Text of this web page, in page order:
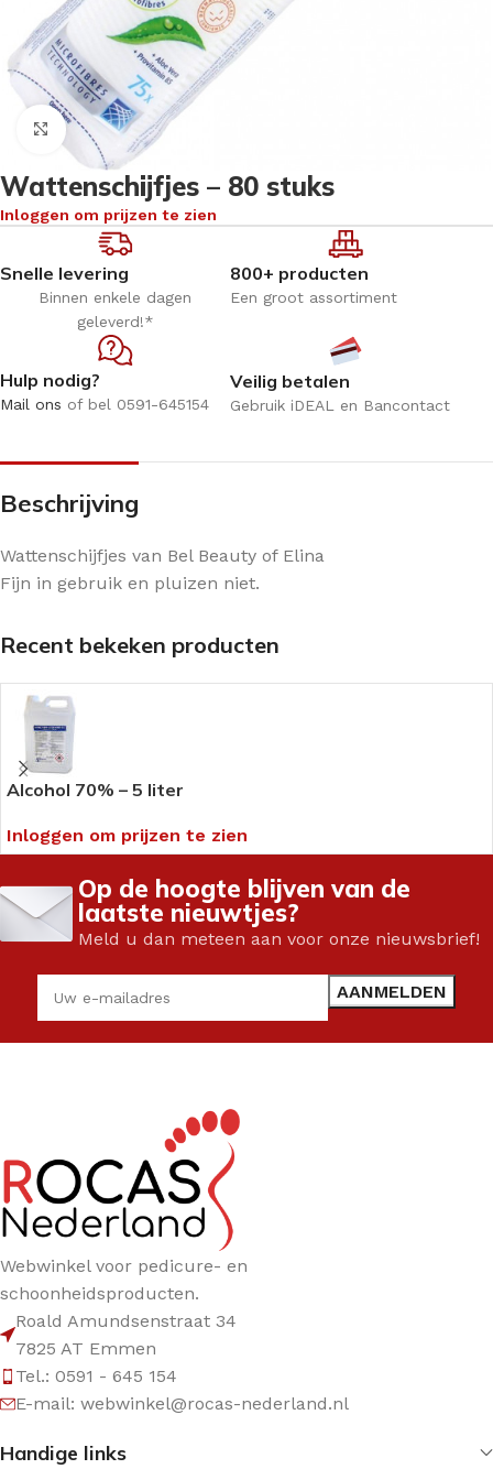
Klik om te vergroten
Wattenschijfjes – 80 stuks
Inloggen om prijzen te zien
Snelle levering
Binnen enkele dagen
geleverd!*
800+ producten
Een groot assortiment
Hulp nodig?
Mail ons of bel 0591-645154
Veilig betalen
Gebruik iDEAL en Bancontact
Beschrijving
Wattenschijfjes van Bel Beauty of Elina
Fijn in gebruik en pluizen niet.
Recent bekeken producten
Alcohol 70% – 5 liter
Inloggen om prijzen te zien
Op de hoogte blijven van de
laatste nieuwtjes?
Meld u dan meteen aan voor onze nieuwsbrief!
Webwinkel voor pedicure- en
schoonheidsproducten.
Roald Amundsenstraat 34
7825 AT Emmen
Tel.: 0591 - 645 154
E-mail: webwinkel@rocas-nederland.nl
Handige links